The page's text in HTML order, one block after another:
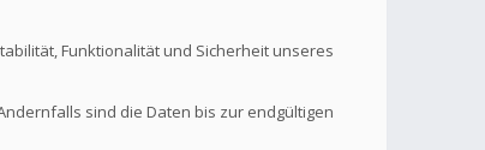
Funktionalität und Sicherheit unseres
sind die Daten bis zur endgültigen